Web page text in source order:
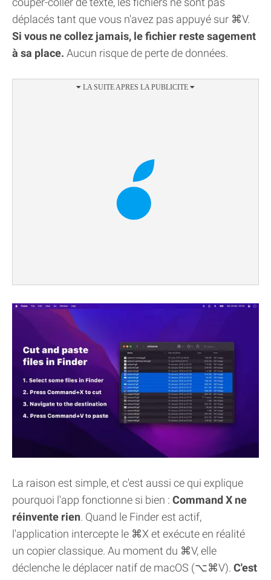
déplacés tant que vous n'avez pas appuyé sur ⌘V.
Si vous ne collez jamais, le fichier reste sagement
à sa place. Aucun risque de perte de données.
La raison est simple, et c'est aussi ce qui explique
pourquoi l'app fonctionne si bien : Command X ne
réinvente rien. Quand le Finder est actif,
l'application intercepte le ⌘X et exécute en réalité
un copier classique. Au moment du ⌘V, elle
déclenche le déplacer natif de macOS (⌥⌘V). C'est